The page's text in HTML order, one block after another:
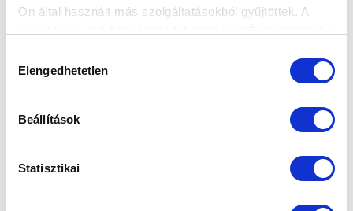
Ön által használt más szolgáltatásokból gyűjtöttek. A
kiválasztása
Elengedhetetlen
Beállítások
Statisztikai